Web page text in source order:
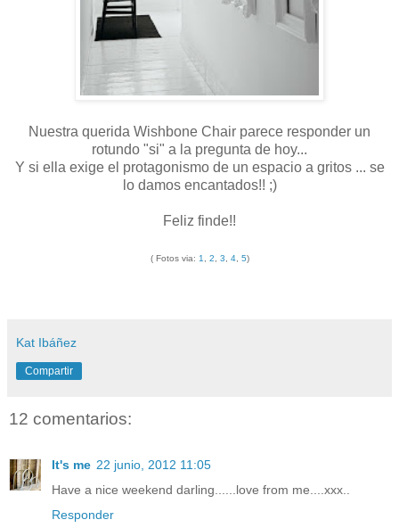
Nuestra querida Wishbone Chair parece responder un
rotundo "si" a la pregunta de hoy...
Y si ella exige el protagonismo de un espacio a gritos ... se
lo damos encantados!! ;)
Feliz finde!!
( Fotos via: 1 2 3 4, 5)
Kat Ibáñez
Compartir
12 comentarios:
It's me 22 junio, 2012 11:05
Have a nice weekend darling......love from me....xxx..
Responder